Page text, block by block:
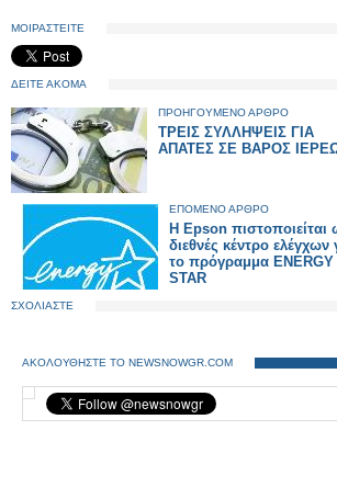
ΜΟΙΡΑΣΤΕΙΤΕ
ΔΕΙΤΕ ΑΚΟΜΑ
ΠΡΟΗΓΟΥΜΕΝΟ ΑΡΘΡΟ
ΤΡΕΙΣ ΣΥΛΛΗΨΕΙΣ ΓΙΑ
ΑΠΑΤΕΣ ΣΕ ΒΑΡΟΣ
ΕΠΟΜΕΝΟ ΑΡΘΡΟ
Η Epson πιστοποιείται
διεθνές κέντρο ελέγχων
το πρόγραμμα ENERGY
STAR
ΣΧΟΛΙΑΣΤΕ
ΑΚΟΛΟΥΘΗΣΤΕ ΤΟ NEWSNOWGR.COM